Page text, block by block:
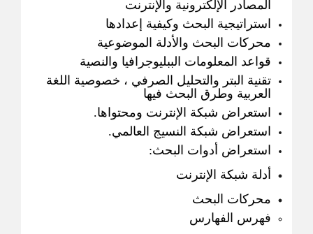
المصادر الإلكترونية والإنترنت
استراتيجية البحث وكيفية إعدادها
محركات البحث والأدلة الموضوعية
قواعد المعلومات الببليوجرافيا والنصية
تقنية البتر والتحليل الصرفي ، خصوصية اللغة
العربية وطرق البحث فيها
استعراض شبكة الإنترنت ومحتواها.
استعراض شبكة النسيج العالمي.
استعراض أدوات البحث:
أدلة شبكة الإنترنت
محركات البحث
فهرس الفهارس